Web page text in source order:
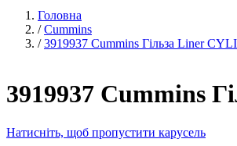
Головна
/ Cummins
/ 3919937 Cummins Гільза Liner
3919937 Cummins
Натисніть, щоб пропустити карусель